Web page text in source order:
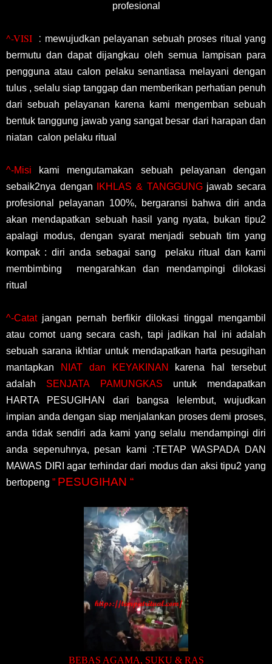
profesional
^-VISI : mewujudkan pelayanan sebuah proses ritual yang
bermutu dan dapat dijangkau oleh semua lampisan para
pengguna atau calon pelaku senantiasa melayani dengan
tulus , selalu siap tanggap dan memberikan perhatian penuh
dari sebuah pelayanan karena kami mengemban sebuah
bentuk tanggung jawab yang sangat besar dari harapan dan
niatan calon pelaku ritual
^-Misi kami mengutamakan sebuah pelayanan dengan
sebaik2nya dengan
IKHLAS & TANGGUNGjawab secara
profesional pelayanan 100%, bergaransi bahwa diri anda
akan mendapatkan sebuah hasil yang nyata, bukan tipu2
apalagi modus, dengan syarat menjadi sebuah tim yang
kompak : diri anda sebagai sang pelaku ritual dan kami
membimbing mengarahkan dan mendampingi dilokasi
ritual
^-Catatjangan pernah berfikir dilokasi tinggal mengambil
atau comot uang secara cash, tapi jadikan hal ini adalah
sebuah sarana ikhtiar untuk mendapatkan harta pesugihan
mantapkan
NIAT dan KEYAKINAN
karena hal tersebut
adalah SENJATA PAMUNGKAS untuk mendapatkan
HARTA PESUGIHAN dari bangsa lelembut, wujudkan
impian anda dengan siap menjalankan proses demi proses,
anda tidak sendiri ada kami yang selalu mendampingi diri
anda sepenuhnya, pesan kami :TETAP WASPADA DAN
MAWAS DIRI agar terhindar dari modus dan aksi tipu2 yang
bertopeng ” PESUGIHAN “
BEBAS AGAMA, SUKU & RAS